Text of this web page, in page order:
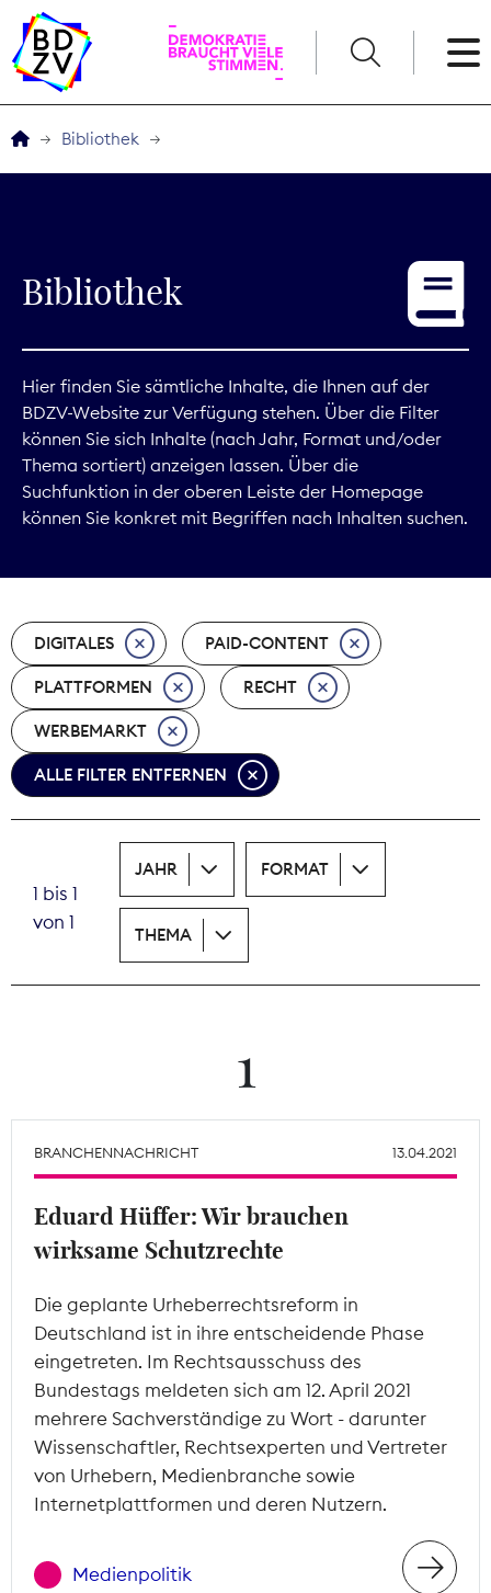
Service
Digitales
Kommunikation
Marktdaten
Nachhaltigkeit
Nachwuchs
Nova Award
Print
Wächterpreis
Mitgliederbereich
Bibliothek
Bibliothek
Hier finden Sie sämtliche Inhalte, die Ihnen auf der
BDZV-Website zur Verfügung stehen. Über die Filter
können Sie sich Inhalte (nach Jahr, Format und/oder
Thema sortiert) anzeigen lassen. Über die
Suchfunktion in der oberen Leiste der Homepage
können Sie konkret mit Begriffen nach Inhalten suchen.
DIGITALES PAID-CONTENT
PLATTFORMEN RECHT
WERBEMARKT
ALLE FILTER ENTFERNEN
1 bis 1
von 1
JAHR FORMAT
THEMA
1
BRANCHENNACHRICHT 13.04.2021
Eduard Hüffer: Wir brauchen
wirksame Schutzrechte
Die geplante Urheberrechtsreform in
Deutschland ist in ihre entscheidende Phase
eingetreten. Im Rechtsausschuss des
Bundestags meldeten sich am 12. April 2021
mehrere Sachverständige zu Wort - darunter
Wissenschaftler, Rechtsexperten und Vertreter
von Urhebern, Medienbranche sowie
Internetplattformen und deren Nutzern.
Medienpolitik